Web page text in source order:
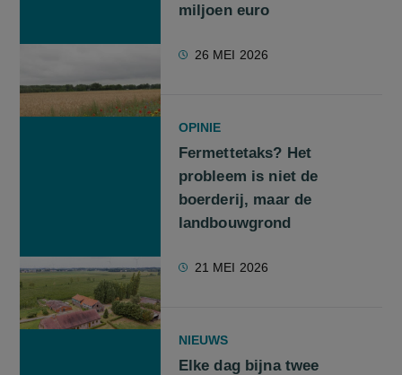
miljoen euro
26 MEI 2026
OPINIE
Fermettetaks? Het
probleem is niet de
boerderij, maar de
landbouwgrond
21 MEI 2026
NIEUWS
Elke dag bijna twee